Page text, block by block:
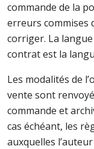
commande de la
erreurs commises
corriger. La
contrat est la
Les modalités de
vente sont
commande et
cas échéant, les
auxquelles